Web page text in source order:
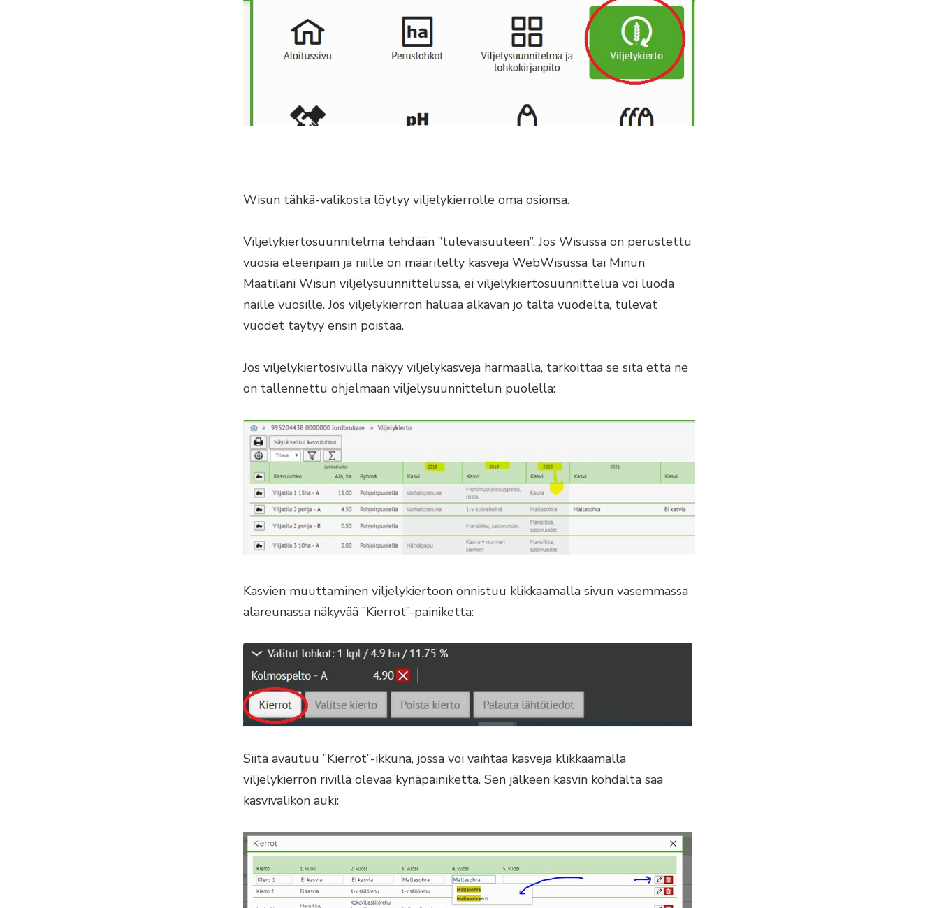
Wisun tähkä-valikosta löytyy viljelykierrolle oma osionsa.
Viljelykiertosuunnitelma tehdään ”tulevaisuuteen”. Jos Wisussa on perustettu
vuosia eteenpäin ja niille on määritelty kasveja WebWisussa tai Minun
Maatilani Wisun viljelysuunnittelussa, ei viljelykiertosuunnittelua voi luoda
näille vuosille. Jos viljelykierron haluaa alkavan jo tältä vuodelta, tulevat
vuodet täytyy ensin poistaa.
Jos viljelykiertosivulla näkyy viljelykasveja harmaalla, tarkoittaa se sitä että ne
on tallennettu ohjelmaan viljelysuunnittelun puolella:
Kasvien muuttaminen viljelykiertoon onnistuu klikkaamalla sivun vasemmassa
alareunassa näkyvää ”Kierrot”-painiketta:
Siitä avautuu ”Kierrot”-ikkuna, jossa voi vaihtaa kasveja klikkaamalla
viljelykierron rivillä olevaa kynäpainiketta. Sen jälkeen kasvin kohdalta saa
kasvivalikon auki: